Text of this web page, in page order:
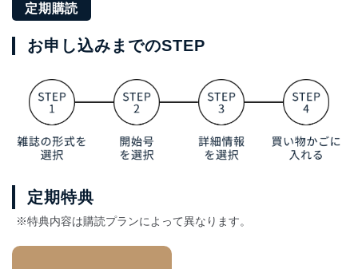
定期購読
お申し込みまでのSTEP
定期特典
※特典内容は購読プランによって異なります。